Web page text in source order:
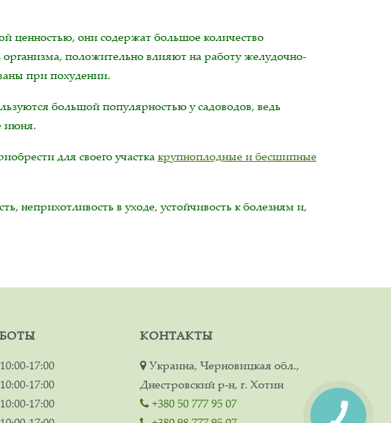
ценностью, они содержат большое количество
положительно влияют на работу желудочно-
при похудении.
большой популярностью у садоводов, ведь
июня.
для своего участкакрупноплодные и бесшипные
неприхотливость в уходе, устойчивость к болезням и,
10:00-17:00
10:00-17:00
10:00-17:00
КОНТАКТЫ
Украина, Черновицкая обл.,
Днестровский р-н, г. Хотин
+380 50 777 95 07